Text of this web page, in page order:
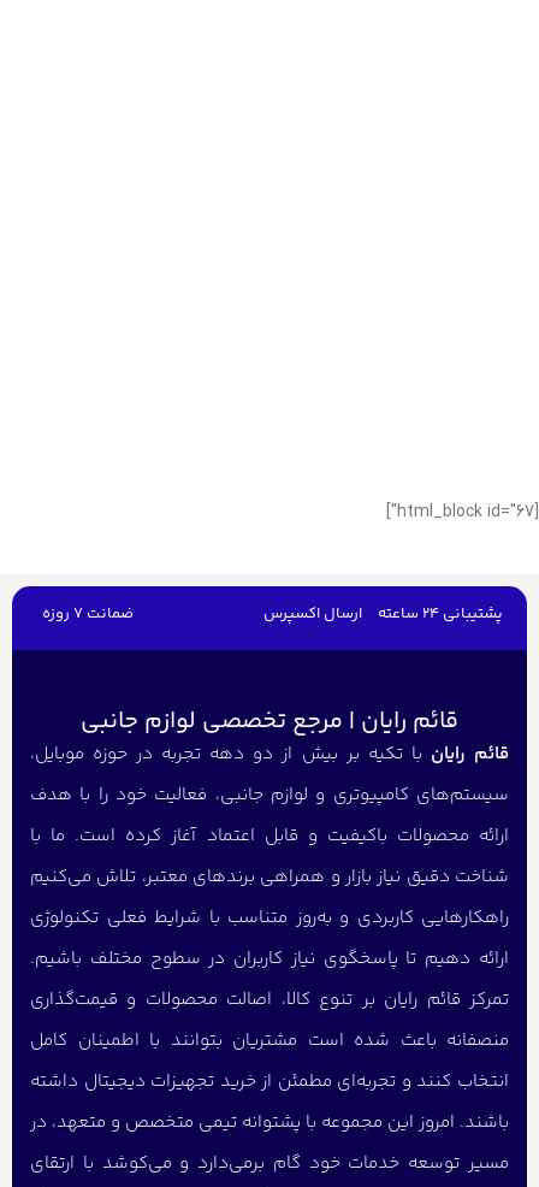
[html_block id="67"]
پشتیبانی 24 ساعته ارسال اکسپرس ضمانت 7 روزه
قائم رایان | مرجع تخصصی لوازم جانبی
قائم رایان با تکیه بر بیش از دو دهه تجربه در حوزه موبایل،
سیستم‌های کامپیوتری و لوازم جانبی، فعالیت خود را با هدف
ارائه محصولات باکیفیت و قابل اعتماد آغاز کرده است. ما با
شناخت دقیق نیاز بازار و همراهی برندهای معتبر، تلاش می‌کنیم
راهکارهایی کاربردی و به‌روز متناسب با شرایط فعلی تکنولوژی
ارائه دهیم تا پاسخگوی نیاز کاربران در سطوح مختلف باشیم.
تمرکز قائم رایان بر تنوع کالا، اصالت محصولات و قیمت‌گذاری
منصفانه باعث شده است مشتریان بتوانند با اطمینان کامل
انتخاب کنند و تجربه‌ای مطمئن از خرید تجهیزات دیجیتال داشته
باشند. امروز این مجموعه با پشتوانه تیمی متخصص و متعهد، در
مسیر توسعه خدمات خود گام برمی‌دارد و می‌کوشد با ارتقای